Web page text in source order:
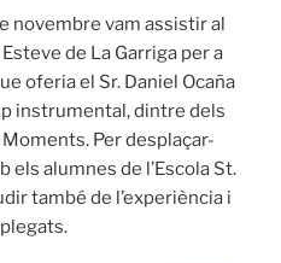
novembre vam assistir al
de La Garriga per a
oferia el Sr. Daniel Ocaña
instrumental, dintre dels
Per desplaçar-
els alumnes de l’Escola St.
també de l’experiència i